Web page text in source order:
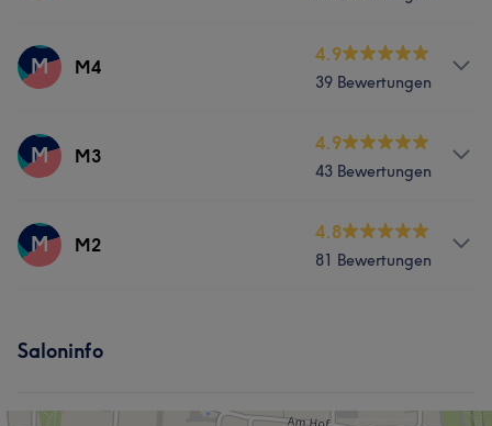
Services
Was unsere Kunden über M1 sagen
Gründlich
M M4
4.9
39 Bewertungen
Services
M M3
4.9
43 Bewertungen
Services
M M2
4.8
81 Bewertungen
Saloninfo